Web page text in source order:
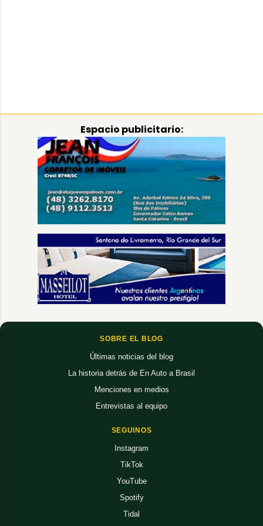
Espacio publicitario:
SOBRE EL BLOG
Últimas noticias del blog
La historia detrás de En Auto a Brasil
Menciones en medios
Entrevistas al equipo
SEGUINOS
Instagram
TikTok
YouTube
Spotify
Tidal